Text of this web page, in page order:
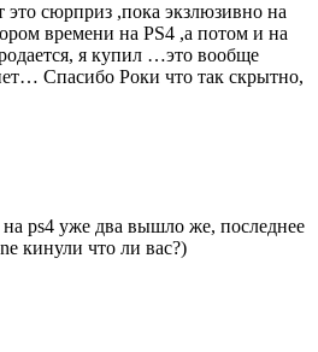
сюрприз ,пока экзлюзивно на
времени на PS4 ,а потом и на
я купил …это вообще
Спасибо Роки что так скрытно,
ps4 уже два вышло же, последнее
кинули что ли вас?)